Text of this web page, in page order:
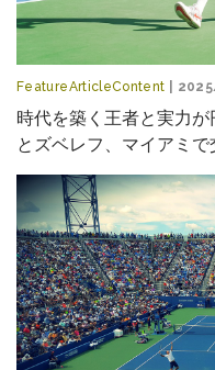
FeatureArticleContent |
時代を築く王者と実力
とズベレフ、マイアミ